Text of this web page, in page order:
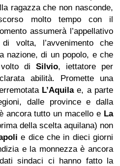
ragazza che non nasconde,
molto tempo con il
assumerà l’appellativo
volta, l’avvenimento che
nazione, di un popolo, e che
di Silvio, iettatore per
abilità. Promette una
L’Aquilae, a parte
dalle province e dalla
ancora tutto un macello e La
della scelta aquilana) non
e dice che in dieci giorni
e la monnezza è ancora
sindaci ci hanno fatto la